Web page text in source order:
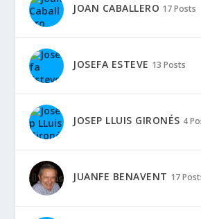
JOAN CABALLERO 17 Posts
JOSEFA ESTEVE 13 Posts
JOSEP LLUIS GIRONÉS 4
JUANFE BENAVENT 17